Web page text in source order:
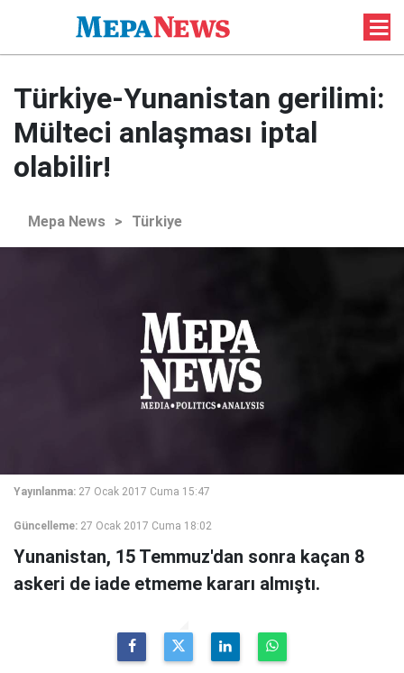
Türkiye-Yunanistan gerilimi:
Mülteci anlaşması iptal
olabilir!
Mepa News > Türkiye
Yayınlanma: 27 Ocak 2017 Cuma 15:47
Güncelleme: 27 Ocak 2017 Cuma 18:02
Yunanistan, 15 Temmuz'dan sonra kaçan 8
askeri de iade etmeme kararı almıştı.